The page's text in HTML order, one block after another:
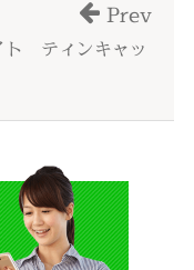
ト ティンキャッ
Prev